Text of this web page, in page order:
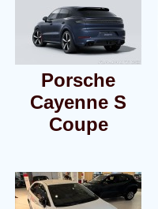
Porsche
Cayenne S
Coupe